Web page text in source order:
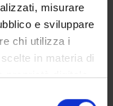
misurare
e sviluppare
chi utilizza i
in materia di
proprietà digitale